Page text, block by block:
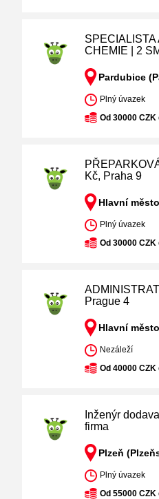
CHEMIE | 2
Pardubice
Plný úvazek
Od 30000 CZK
Kč, Praha 9
Hlavní
Plný úvazek
Od 30000 CZK
Prague 4
Hlavní
Nezáleží
Od 40000 CZK
Inženýr
firma
Plzeň
Plný úvazek
Od 55000 CZK